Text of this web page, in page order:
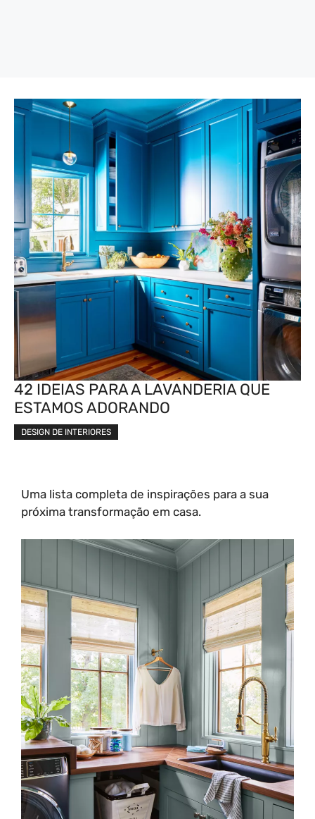
42 IDEIAS PARA A LAVANDERIA QUE
ESTAMOS ADORANDO
DESIGN DE INTERIORES
Uma lista completa de inspirações para a sua
próxima transformação em casa.